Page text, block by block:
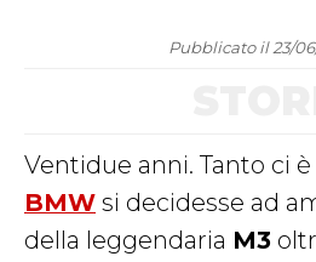
Pubblicato il 23/
Ventidue anni. Tanto ci
BMW si decidesse ad
della leggendaria M3